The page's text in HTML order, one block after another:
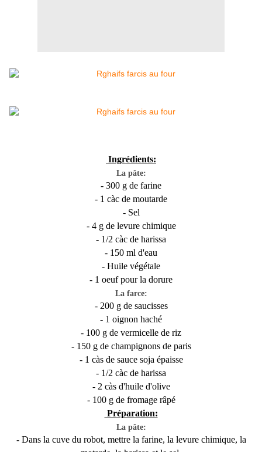
Ingrédients:
La pâte:
- 300 g de farine
- 1 càc de moutarde
- Sel
- 4 g de levure chimique
- 1/2 càc de harissa
- 150 ml d'eau
- Huile végétale
- 1 oeuf pour la dorure
La farce:
- 200 g de saucisses
- 1 oignon haché
- 100 g de vermicelle de riz
- 150 g de champignons de paris
- 1 càs de sauce soja épaisse
- 1/2 càc de harissa
- 2 càs d'huile d'olive
- 100 g de fromage râpé
Préparation:
La pâte:
- Dans la cuve du robot, mettre la farine, la levure chimique, la